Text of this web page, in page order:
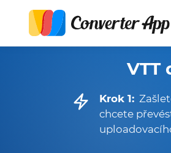
VTT
Krok 1:
chcete